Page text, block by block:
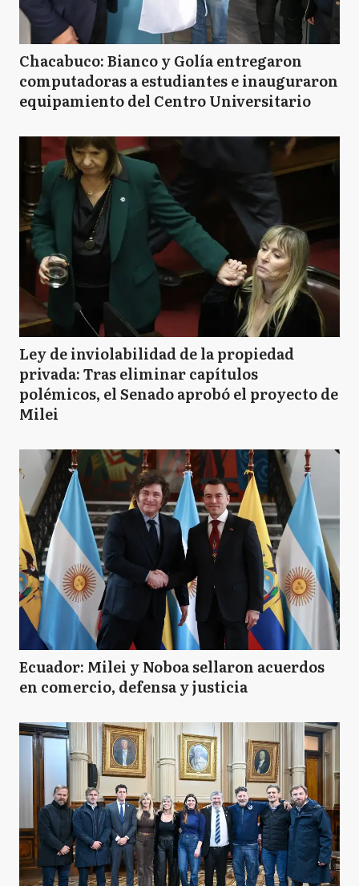
Chacabuco: Bianco y Golía entregaron
computadoras a estudiantes e inauguraron
equipamiento del Centro Universitario
Ley de inviolabilidad de la propiedad
privada: Tras eliminar capítulos
polémicos, el Senado aprobó el proyecto de
Milei
Ecuador: Milei y Noboa sellaron acuerdos
en comercio, defensa y justicia